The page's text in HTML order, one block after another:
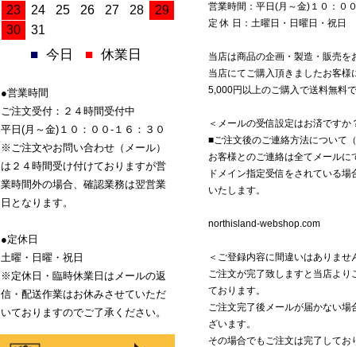
営業時間：平日(月～金)１０：０
定 休 日：土曜日・日曜日・祝日
当店は商品の企画・製造・販売を
当店にてご購入頂きましたお客様
5,000円以上のご購入で送料無料
＜メールの受信設定はお済ですか
■ご注文後のご連絡方法について
お客様とのご連絡は全てメールに
ドメイン指定受信をされている場
いたします。
northisland-webshop.com
＜ご登録内容に間違いはありませ
ご注文が完了致しますと当店より
ております。
ご注文完了後メールが届かない場
ざいます。
その場合でもご注文は完了してお
23
24 25 26 27 28
29
30
31
■ 今日 ■ 休業日
●営業時間
ご注文受付：２４時間受付中
平日(月～金)１０：００-１６：３０
※ご注文やお問い合わせ（メール）
は２４時間受け付けておりますが営
業時間外の場合、確認業務は翌営業
日となります。
●定休日
土曜・日曜・祝日
※定休日・臨時休業日はメールの返
信・配送作業はお休みさせていただ
いておりますのでご了承ください。